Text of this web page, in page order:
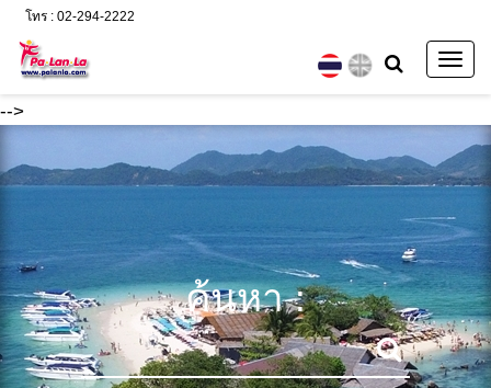
-->
โทร : 02-294-2222
ค้นหา :